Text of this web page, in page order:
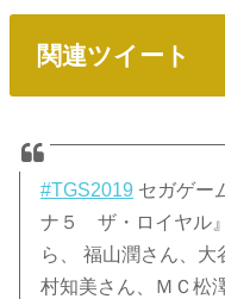
関連ツイート
#TGS2019 セガゲー
ナ５ ザ・ロイヤル
ら、 福山潤さん、
村知美さん、ＭＣ松